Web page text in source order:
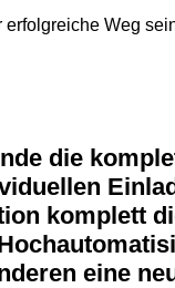
Weg
die
komplett
eine